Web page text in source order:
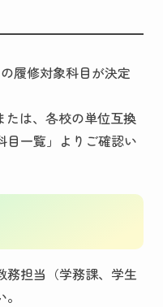
履修対象科目が決定
たは、各校の単位互換
目一覧」よりご確認い
務担当（学務課、学生